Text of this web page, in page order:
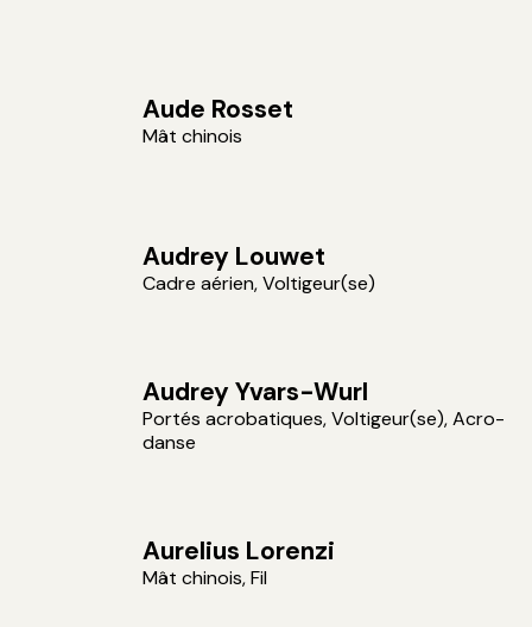
Aude Rosset
Mât chinois
Audrey Louwet
Cadre aérien, Voltigeur(se)
Audrey Yvars-Wurl
Portés acrobatiques, Voltigeur(se), Acro-
danse
Aurelius Lorenzi
Mât chinois, Fil